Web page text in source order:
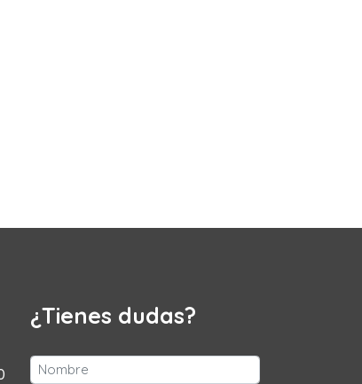
¿Tienes dudas?